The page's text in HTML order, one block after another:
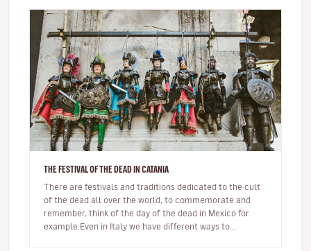
THE FESTIVAL OF THE DEAD IN CATANIA
There are festivals and traditions dedicated to the cult
of the dead all over the world, to commemorate and
remember, think of the day of the dead in Mexico for
example.Even in Italy we have different ways to